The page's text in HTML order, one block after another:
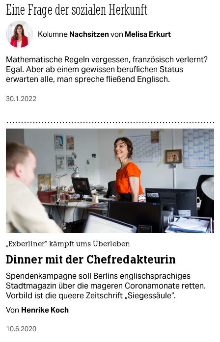
Eine Frage der sozialen Herkunft
Kolumne Nachsitzenvon Melisa Erkurt
Mathematische Regeln vergessen, französisch verlernt?
Egal. Aber ab einem gewissen beruflichen Status
erwarten alle, man spreche fließend Englisch.
30.1.2022
„Exberliner“ kämpft ums Überleben
Dinner mit der Chefredakteurin
Spendenkampagne soll Berlins englischsprachiges
Stadtmagazin über die mageren Coronamonate retten.
Vorbild ist die queere Zeitschrift „Siegessäule“.
Von Henrike Koch
10.6.2020